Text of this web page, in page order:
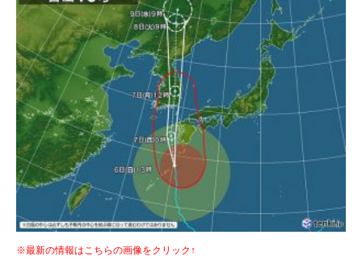
※最新の情報はこちらの画像をクリック↑